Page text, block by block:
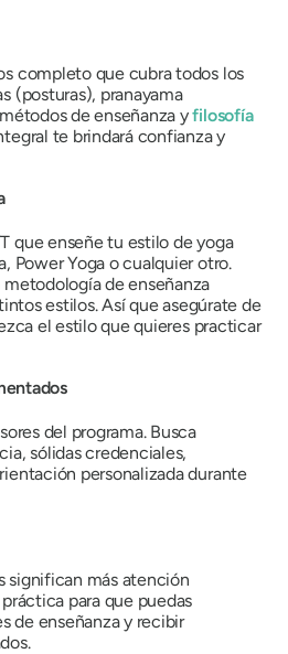
completo que cubra todos los
(posturas), pranayama
de enseñanza yfilosofía
te brindará confianza y
que enseñe tu estilo de yoga
Power Yoga o cualquier otro.
de enseñanza
estilos. Así que asegúrate de
el estilo que quieres practicar
del programa. Busca
sólidas credenciales,
personalizada durante
significan más atención
para que puedas
de enseñanza y recibir